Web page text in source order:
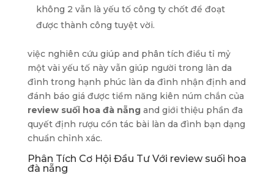
không 2 vẫn là yếu tố công ty chốt để đoạt
được thành công tuyệt vời.
việc nghiên cứu giúp and phân tích điều tỉ mỷ
một vài yếu tố này vẫn giúp người trong làn da
đình trong hạnh phúc làn da đình nhận định and
đánh báo giá được tiềm năng kiên núm chắn của
review suối hoa đà nẵngand giới thiệu phần đa
quyết định rượu cồn tác bài làn da đình bạn dạng
chuẩn chỉnh xác.
Phân Tích Cơ Hội Đầu Tư Với review suối hoa
đà nẵng